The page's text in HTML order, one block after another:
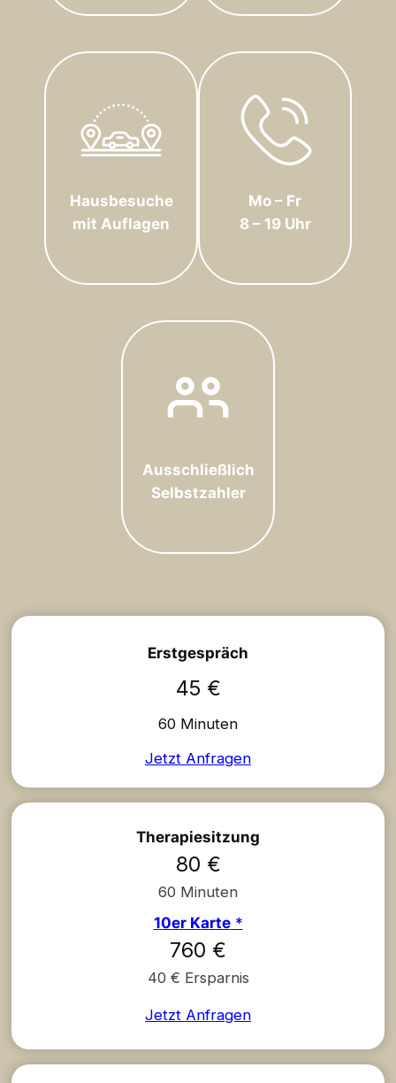
Hausbesuche
mit Auflagen
Mo – Fr
8 – 19 Uhr
Ausschließlich
Selbstzahler
Erstgespräch
45 €
60 Minuten
Jetzt Anfragen
Therapiesitzung
80 €
60 Minuten
10er Karte*
760 €
40 € Ersparnis
Jetzt Anfragen